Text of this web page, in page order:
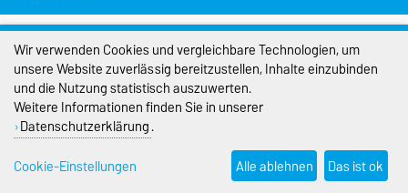
Impressum
Datenschutz
Barrierefreiheit
Cookie-Einstellungen
Wir verwenden Cookies und vergleichbare Technologien, um
unsere Website zuverlässig bereitzustellen, Inhalte einzubinden
und die Nutzung statistisch auszuwerten.
Weitere Informationen finden Sie in unserer
Datenschutzerklärung.
Cookie-Einstellungen
Alle ablehnen Das ist ok